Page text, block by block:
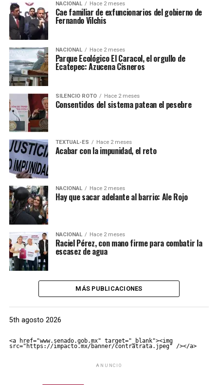
NACIONAL Hace 2 meses
Cae familiar de exfuncionarios del gobierno de
Fernando Vilchis
NACIONAL Hace 2 meses
Parque Ecológico El Caracol, el orgullo de
Ecatepec: Azucena Cisneros
SILENCIO ROTO Hace 2 meses
Consentidos del sistema patean el pesebre
TEXTUAL-ES Hace 2 meses
Acabar con la impunidad, el reto
NACIONAL Hace 2 meses
Hay que sacar adelante al barrio: Ale Rojo
NACIONAL Hace 2 meses
Raciel Pérez, con mano firme para combatir la
escasez de agua
MÁS PUBLICACIONES
5th agosto 2026
<a href="www.senado.gob.mx" target="_blank"><img
src="https://impacto.mx/banner/contratrata.jpeg" /></a>
ANUNCIO